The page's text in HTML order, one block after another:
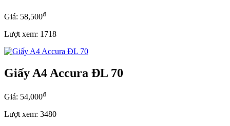
Giá: 58,500đ
Lượt xem: 1718
Giấy A4 Accura ĐL 70
Giá: 54,000đ
Lượt xem: 3480